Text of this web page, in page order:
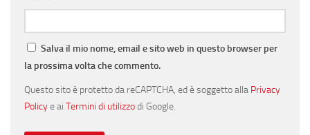
Salva il mio nome, email e sito web in questo browser per
la prossima volta che commento.
Questo sito è protetto da reCAPTCHA, ed è soggetto alla Privacy
Policye ai Termini di utilizzodi Google.